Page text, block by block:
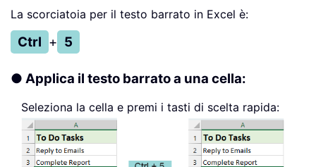
La scorciatoia per il testo barrato in Excel è:
Ctrl + 5
● Applica il testo barrato a una cella:
Seleziona la cella e premi i tasti di scelta rapida: